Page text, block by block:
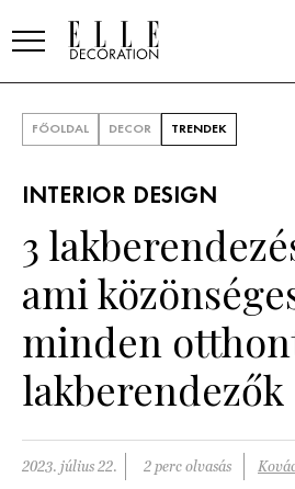
SZOBÁK
Konyha
Fürdőszoba
Nappali
Hálószoba
ÖTLETEK
Lakások
FŐOLDAL DECOR TRENDEK
INTERIOR DESIGN
3
ami
minden
2023. július 22. 2 perc olvasás